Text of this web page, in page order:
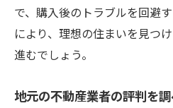
で、購入後のトラブルを回避
により、理想の住まいを見つ
進むでしょう。
地元の不動産業者の評判を